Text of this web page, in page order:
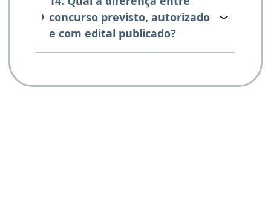
concurso previsto, autorizado
e com edital publicado?